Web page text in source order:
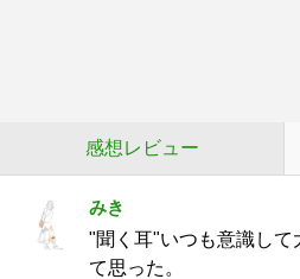
感想レビュー
みき
"聞く耳"いつも意識して
て思った。